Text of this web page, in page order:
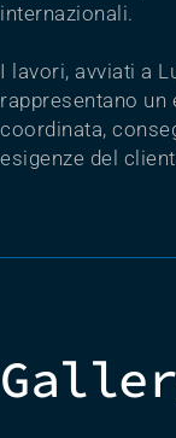
internazionali.
I lavori, avviati a
rappresentano
coordinata,
esigenze del